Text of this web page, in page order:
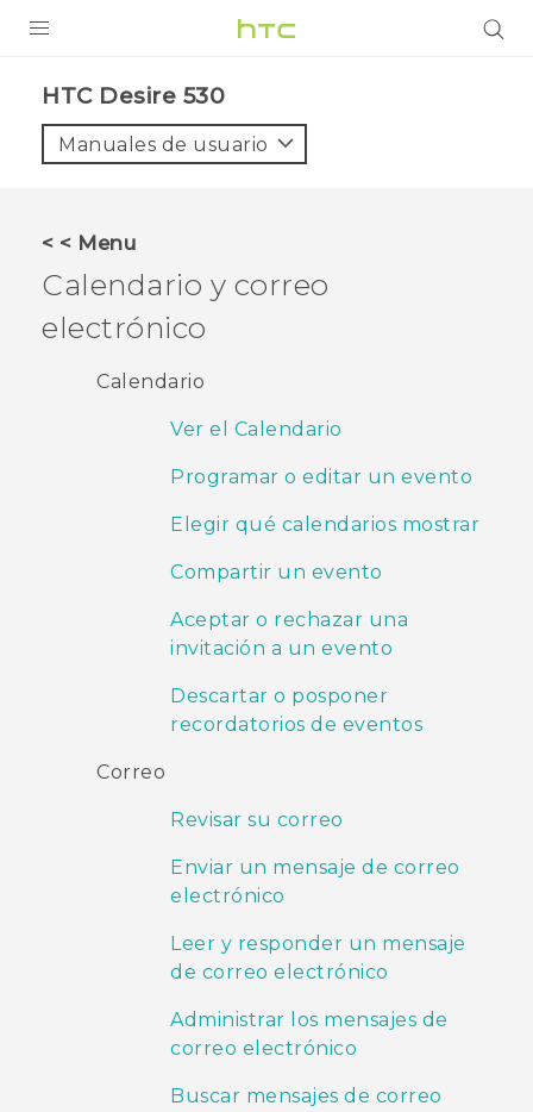
VIVE
VIVERSE
HTC Devices & Accessories
HTC Desire 530‎
Manuales de usuario
< < Menu
Calendario y correo
electrónico
Calendario
Ver el Calendario
Programar o editar un evento
Elegir qué calendarios mostrar
Compartir un evento
Aceptar o rechazar una
invitación a un evento
Descartar o posponer
recordatorios de eventos
Correo
Revisar su correo
Enviar un mensaje de correo
electrónico
Leer y responder un mensaje
de correo electrónico
Administrar los mensajes de
correo electrónico
Buscar mensajes de correo